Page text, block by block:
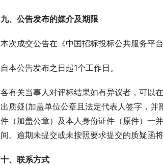
九、公告发布的媒介及期限
本次成交公告在《中国招标投标公共服务平台
自本公告发布之日起1个工作日。
各有关当事人对评标结果如有异议者，可以
出质疑(加盖单位公章且法定代表人签字，
件（加盖公章）及本人身份证件（原件）一
间。逾期未提交或未按照要求提交的质疑函将
十、联系方式